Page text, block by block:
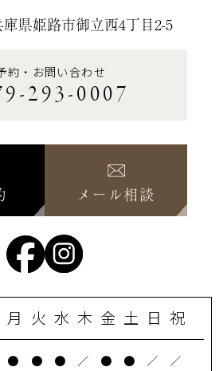
庫県姫路市御立西4丁目2-5
約・お問い合わせ
293-0007
メール相談
月 火 水 木 金 土 日 祝
● ● ● ／ ● ● ／ ／